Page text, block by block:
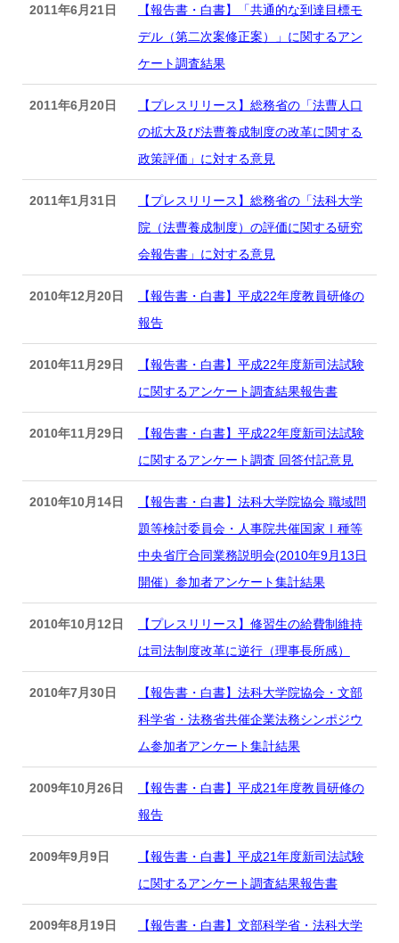
2011年6月21日
【報告書・白書】「共通的な到達目標モ
デル（第二次案修正案）」に関するアン
ケート調査結果
2011年6月20日
【プレスリリース】総務省の「法曹人口
の拡大及び法曹養成制度の改革に関する
政策評価」に対する意見
2011年1月31日
【プレスリリース】総務省の「法科大学
院（法曹養成制度）の評価に関する研究
会報告書」に対する意見
2010年12月20日
【報告書・白書】平成22年度教員研修の
報告
2010年11月29日
【報告書・白書】平成22年度新司法試験
に関するアンケート調査結果報告書
2010年11月29日
【報告書・白書】平成22年度新司法試験
に関するアンケート調査 回答付記意見
2010年10月14日
【報告書・白書】法科大学院協会 職域問
題等検討委員会・人事院共催国家Ⅰ種等
中央省庁合同業務説明会(2010年9月13日
開催）参加者アンケート集計結果
2010年10月12日
【プレスリリース】修習生の給費制維持
は司法制度改革に逆行（理事長所感）
2010年7月30日
【報告書・白書】法科大学院協会・文部
科学省・法務省共催企業法務シンポジウ
ム参加者アンケート集計結果
2009年10月26日
【報告書・白書】平成21年度教員研修の
報告
2009年9月9日
【報告書・白書】平成21年度新司法試験
に関するアンケート調査結果報告書
2009年8月19日
【報告書・白書】文部科学省・法科大学